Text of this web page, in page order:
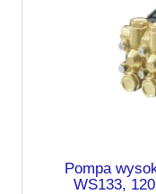
Pompa
WS133,